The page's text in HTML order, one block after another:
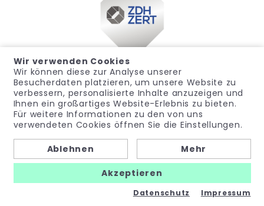
© noma-med – Ein Geschäftsbereich der PubliCare GmbH
Impressum Datenschutz
Widerrufsrecht
Wir verwenden Cookies
Wir können diese zur Analyse unserer
Besucherdaten platzieren, um unsere Website zu
verbessern, personalisierte Inhalte anzuzeigen und
Ihnen ein großartiges Website-Erlebnis zu bieten.
Für weitere Informationen zu den von uns
verwendeten Cookies öffnen Sie die Einstellungen.
Ablehnen
Akzeptieren
Mehr
Datenschutz Impressum